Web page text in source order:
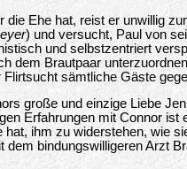
die Ehe hat, reist er unwillig
) und versucht, Paul von
und selbstzentriert
dem Brautpaar
sämtliche Gäste
große und einzige Liebe
Erfahrungen mit Connor ist
hat, ihm zu widerstehen, wie
dem bindungswilligeren Arzt